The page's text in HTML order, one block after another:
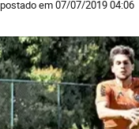
postado em 07/07/2019 04:06